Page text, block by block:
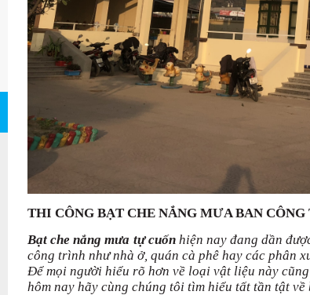
THI CÔNG BẠT CHE NẮNG MƯA BAN
Bạt che nắng mưa tự cuốnhiện nay đang dần
công trình như nhà ở, quán cà phê hay các phân
Để mọi người hiểu rõ hơn về loại vật liệu này
hôm nay hãy cùng chúng tôi tìm hiểu tất tần tật